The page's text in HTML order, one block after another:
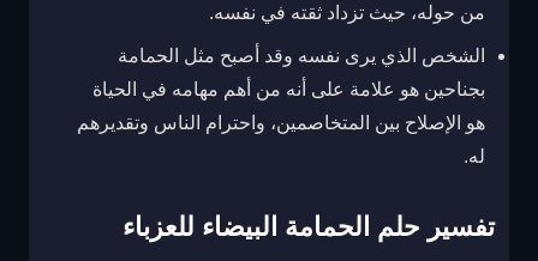
من حوله، حيث تزداد ثقته في نفسه.
الشخص الذي يرى نفسه وقد أصبح مثل الحمامة
بجناحين هو علامة على أنه من أهم مهامه في الحياة
هو الإصلاح بين المتخاصمين، واحترام الناس وتقديرهم
له.
تفسير حلم الحمامة البيضاء للعزباء